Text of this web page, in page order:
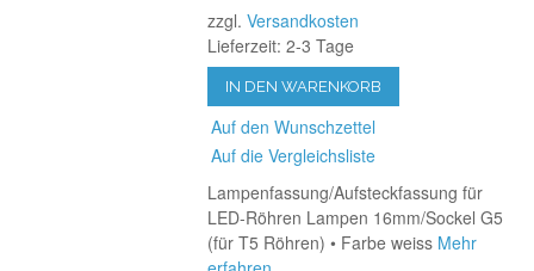
zzgl.Versandkosten
Lieferzeit: 2-3 Tage
IN DEN WARENKORB
Auf den Wunschzettel
Auf die Vergleichsliste
Lampenfassung/Aufsteckfassung für
LED-Röhren Lampen 16mm/Sockel G5
(für T5 Röhren) • Farbe weiss Mehr